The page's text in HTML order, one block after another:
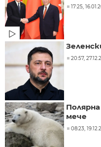
17:25,
20:57,
мече
08:23,